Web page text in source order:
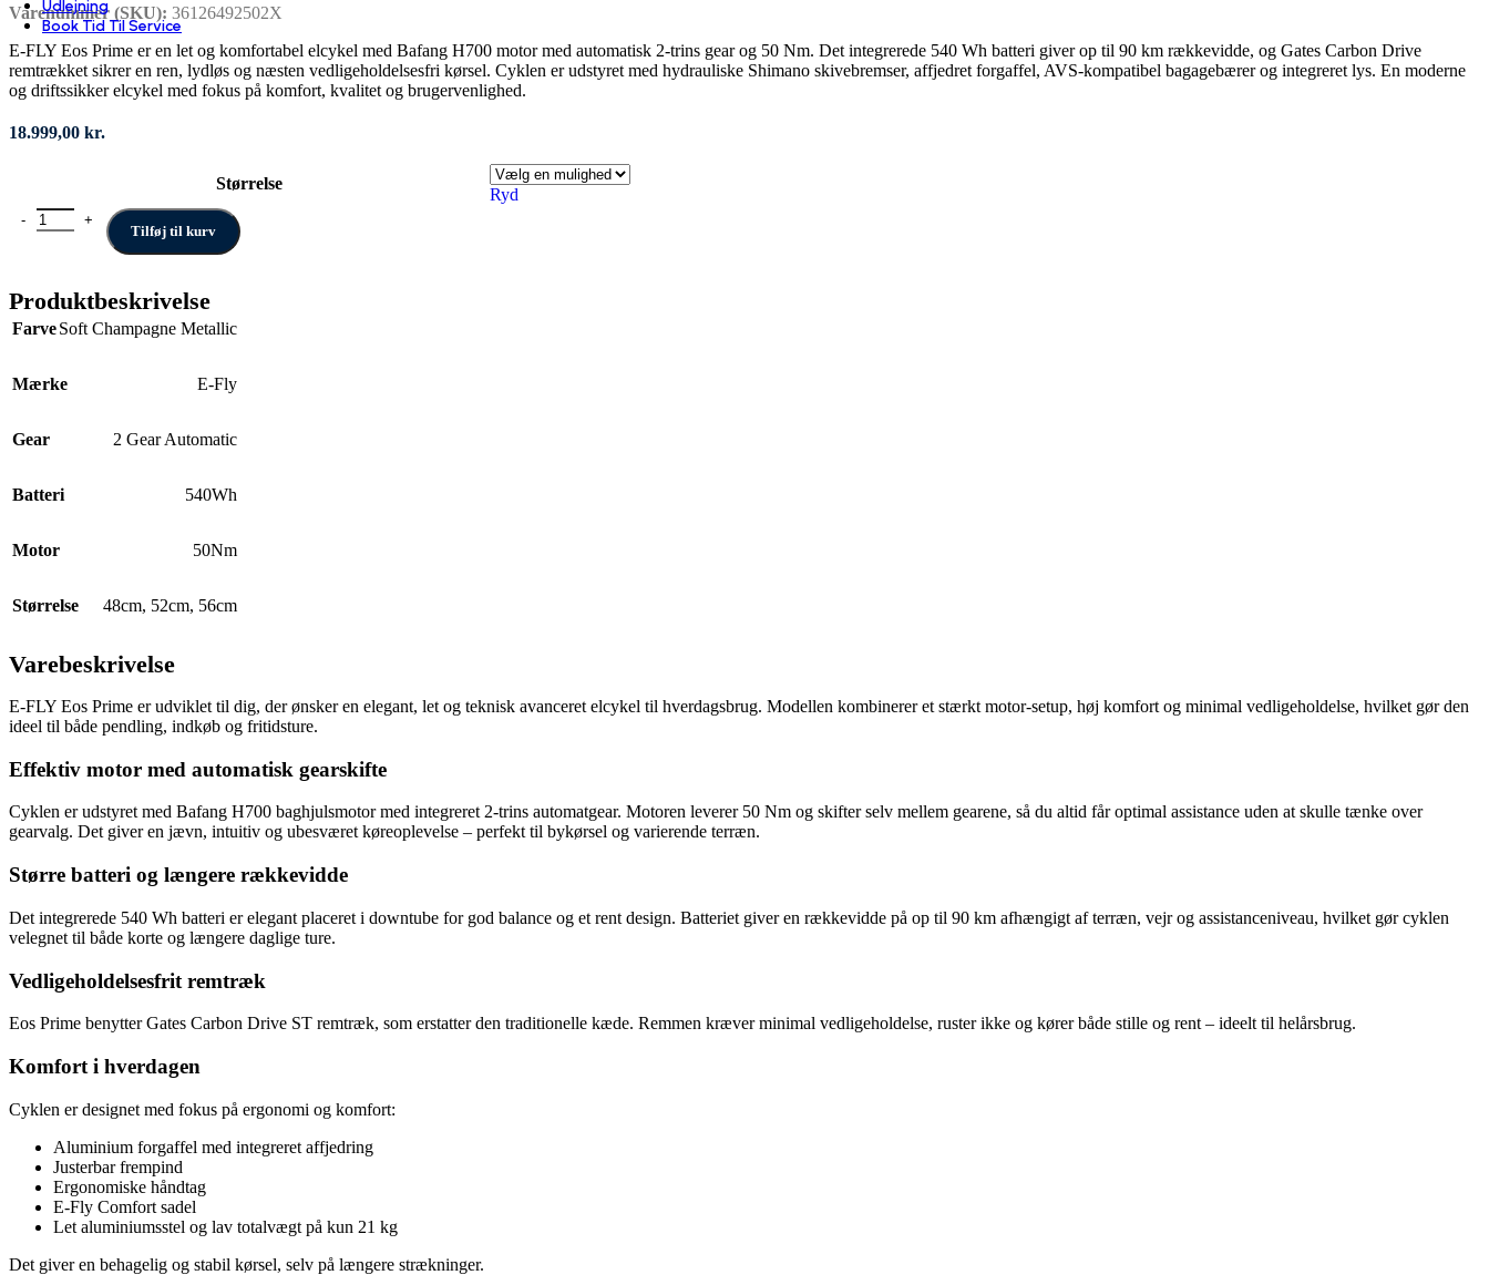
Udlejning
Book Tid Til Service
Varenummer (SKU): 36126492502X
E‑FLY Eos Prime er en let og komfortabel elcykel med Bafang H700 motor med automatisk 2‑trins gear og 50 Nm. Det integrerede 540 Wh batteri giver op til 90 km rækkevidde, og Gates Carbon Drive
remtrækket sikrer en ren, lydløs og næsten vedligeholdelsesfri kørsel. Cyklen er udstyret med hydrauliske Shimano skivebremser, affjedret forgaffel, AVS‑kompatibel bagagebærer og integreret lys. En moderne
og driftssikker elcykel med fokus på komfort, kvalitet og brugervenlighed.
18.999,00 kr.
Størrelse
Ryd
E-FLY Eos Prime antal
Tilføj til kurv
Produktbeskrivelse
FarveSoft Champagne Metallic
Mærke E-Fly
Gear 2 Gear Automatic
Batteri 540Wh
Motor 50Nm
Størrelse 48cm, 52cm, 56cm
Varebeskrivelse
E‑FLY Eos Prime er udviklet til dig, der ønsker en elegant, let og teknisk avanceret elcykel til hverdagsbrug. Modellen kombinerer et stærkt motor‑setup, høj komfort og minimal vedligeholdelse, hvilket gør den
ideel til både pendling, indkøb og fritidsture.
Effektiv motor med automatisk gearskifte
Cyklen er udstyret med Bafang H700 baghjulsmotor med integreret 2‑trins automatgear. Motoren leverer 50 Nm og skifter selv mellem gearene, så du altid får optimal assistance uden at skulle tænke over
gearvalg. Det giver en jævn, intuitiv og ubesværet køreoplevelse – perfekt til bykørsel og varierende terræn.
Større batteri og længere rækkevidde
Det integrerede 540 Wh batteri er elegant placeret i downtube for god balance og et rent design. Batteriet giver en rækkevidde på op til 90 km afhængigt af terræn, vejr og assistanceniveau, hvilket gør cyklen
velegnet til både korte og længere daglige ture.
Vedligeholdelsesfrit remtræk
Eos Prime benytter Gates Carbon Drive ST remtræk, som erstatter den traditionelle kæde. Remmen kræver minimal vedligeholdelse, ruster ikke og kører både stille og rent – ideelt til helårsbrug.
Komfort i hverdagen
Cyklen er designet med fokus på ergonomi og komfort:
Aluminium forgaf­fel med integreret affjedring
Justerbar frempind
Ergonomiske håndtag
E‑Fly Comfort sadel
Let aluminiumsstel og lav totalvægt på kun 21 kg
Det giver en behagelig og stabil kørsel, selv på længere strækninger.